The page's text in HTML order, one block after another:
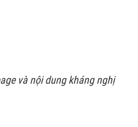
và nội dung kháng nghị